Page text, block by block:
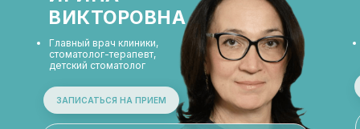
Главный врач клиники,
стоматолог-терапевт,
детский стоматолог
ЗАПИСАТЬСЯ НА ПРИЕМ
ВИКТОРОВНА